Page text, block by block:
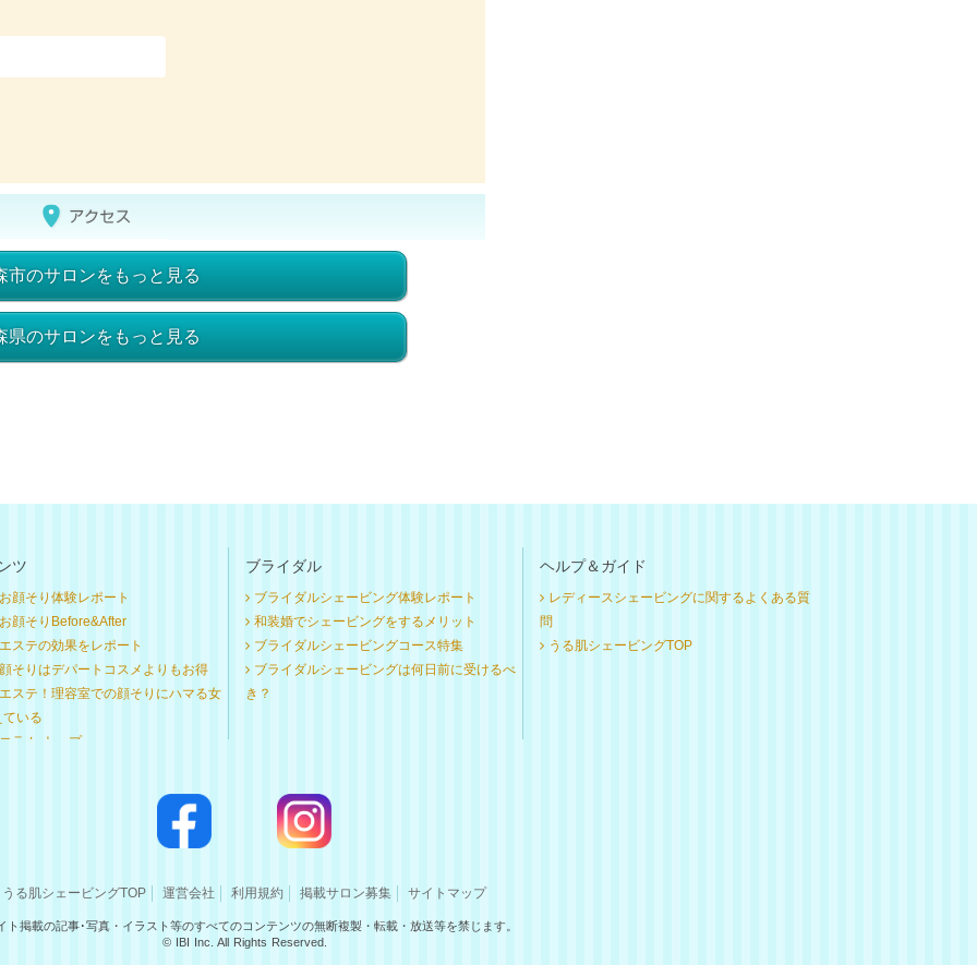
市のサロンをもっと見る
県のサロンをもっと見る
ツ
顔そり体験レポート
顔そりBefore&After
ステの効果をレポート
そりはデパートコスメよりもお得
ステ！理容室での顔そりにハマる女
いる
ラム トップ
ブライダル
ブライダルシェービング体験レポート
和装婚でシェービングをするメリット
ブライダルシェービングコース特集
ブライダルシェービングは何日前に受けるべ
き？
ヘルプ＆ガイド
レディースシェービングに関するよくある質
問
うる肌シェービングTOP
うる肌シェービングTOP 運営会社 利用規約 掲載サロン募集 サイトマップ
ト掲載の記事･写真・イラスト等のすべてのコンテンツの無断複製・転載・放送等を禁じます。
© IBI Inc. All Rights Reserved.